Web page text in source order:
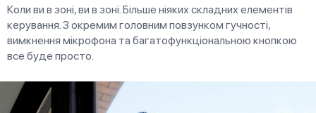
Коли ви в зоні, ви в зоні. Більше ніяких складних елементів
керування. З окремим головним повзунком гучності,
вимкнення мікрофона та багатофункціональною кнопкою
все буде просто.